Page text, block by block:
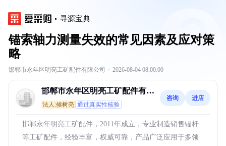
寻源宝典
锚索轴力测量失效的常见因素及应对策
略
邯郸市永年区明亮工矿配件有限公司 · 2026-08-04 08:00:00
邯郸市永年区明亮工矿配件有限
公司
法人:候树亮 通过真实性核验
咨询 进店
邯郸永年明亮工矿配件，2011年成立，专业制造销售锚杆
等工矿配件，经验丰富，权威可靠，产品广泛应用于多领